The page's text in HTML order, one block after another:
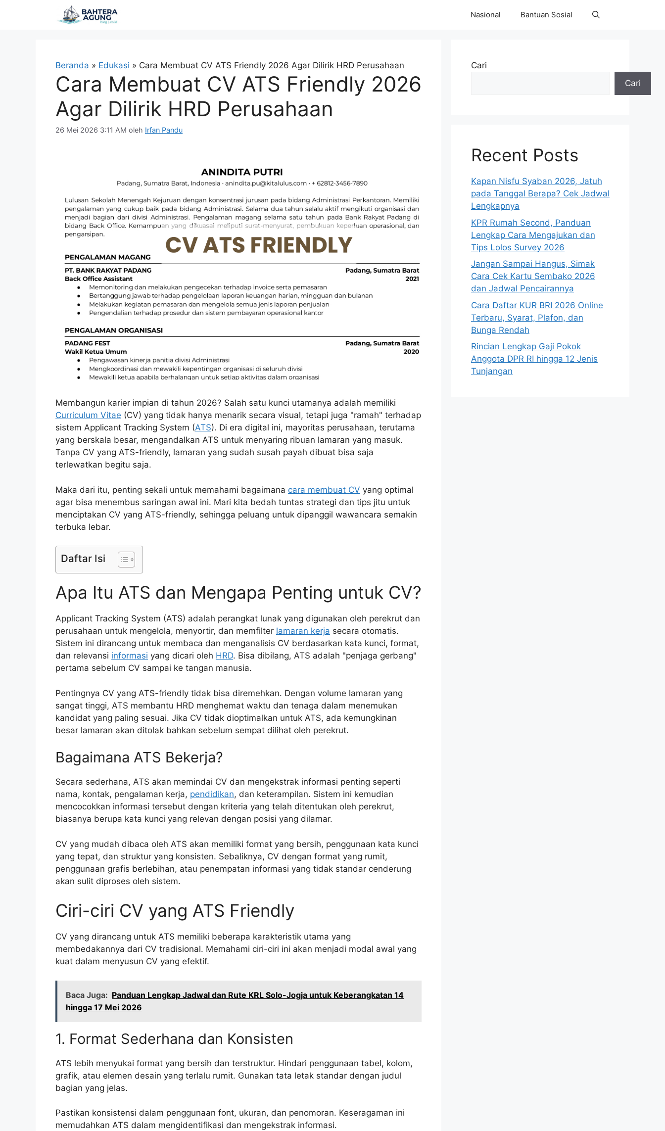
Nasional Bantuan Sosial
Beranda » Edukasi » Cara Membuat CV ATS Friendly 2026 Agar Dilirik HRD Perusahaan
Cara Membuat CV ATS Friendly 2026
Agar Dilirik HRD Perusahaan
26 Mei 2026 3:11 AM oleh Irfan Pandu
Membangun karier impian di tahun 2026? Salah satu kunci utamanya adalah memiliki
Curriculum Vitae (CV) yang tidak hanya menarik secara visual, tetapi juga "ramah" terhadap
sistem Applicant Tracking System (ATS). Di era digital ini, mayoritas perusahaan, terutama
yang berskala besar, mengandalkan ATS untuk menyaring ribuan lamaran yang masuk.
Tanpa CV yang ATS-friendly, lamaran yang sudah susah payah dibuat bisa saja
terlewatkan begitu saja.
Maka dari itu, penting sekali untuk memahami bagaimana cara membuat CV yang optimal
agar bisa menembus saringan awal ini. Mari kita bedah tuntas strategi dan tips jitu untuk
menciptakan CV yang ATS-friendly, sehingga peluang untuk dipanggil wawancara semakin
terbuka lebar.
Daftar Isi
Apa Itu ATS dan Mengapa Penting untuk CV?
Applicant Tracking System (ATS) adalah perangkat lunak yang digunakan oleh perekrut dan
perusahaan untuk mengelola, menyortir, dan memfilter lamaran kerja secara otomatis.
Sistem ini dirancang untuk membaca dan menganalisis CV berdasarkan kata kunci, format,
dan relevansi informasi yang dicari oleh HRD. Bisa dibilang, ATS adalah "penjaga gerbang"
pertama sebelum CV sampai ke tangan manusia.
Pentingnya CV yang ATS-friendly tidak bisa diremehkan. Dengan volume lamaran yang
sangat tinggi, ATS membantu HRD menghemat waktu dan tenaga dalam menemukan
kandidat yang paling sesuai. Jika CV tidak dioptimalkan untuk ATS, ada kemungkinan
besar lamaran akan ditolak bahkan sebelum sempat dilihat oleh perekrut.
Bagaimana ATS Bekerja?
Secara sederhana, ATS akan memindai CV dan mengekstrak informasi penting seperti
nama, kontak, pengalaman kerja, pendidikan, dan keterampilan. Sistem ini kemudian
mencocokkan informasi tersebut dengan kriteria yang telah ditentukan oleh perekrut,
biasanya berupa kata kunci yang relevan dengan posisi yang dilamar.
CV yang mudah dibaca oleh ATS akan memiliki format yang bersih, penggunaan kata kunci
yang tepat, dan struktur yang konsisten. Sebaliknya, CV dengan format yang rumit,
penggunaan grafis berlebihan, atau penempatan informasi yang tidak standar cenderung
akan sulit diproses oleh sistem.
Ciri-ciri CV yang ATS Friendly
CV yang dirancang untuk ATS memiliki beberapa karakteristik utama yang
membedakannya dari CV tradisional. Memahami ciri-ciri ini akan menjadi modal awal yang
kuat dalam menyusun CV yang efektif.
Baca Juga: Panduan Lengkap Jadwal dan Rute KRL Solo-Jogja untuk Keberangkatan 14
hingga 17 Mei 2026
1. Format Sederhana dan Konsisten
ATS lebih menyukai format yang bersih dan terstruktur. Hindari penggunaan tabel, kolom,
grafik, atau elemen desain yang terlalu rumit. Gunakan tata letak standar dengan judul
bagian yang jelas.
Pastikan konsistensi dalam penggunaan font, ukuran, dan penomoran. Keseragaman ini
memudahkan ATS dalam mengidentifikasi dan mengekstrak informasi.
Cari
Cari
Recent Posts
Kapan Nisfu Syaban 2026, Jatuh
pada Tanggal Berapa? Cek Jadwal
Lengkapnya
KPR Rumah Second, Panduan
Lengkap Cara Mengajukan dan
Tips Lolos Survey 2026
Jangan Sampai Hangus, Simak
Cara Cek Kartu Sembako 2026
dan Jadwal Pencairannya
Cara Daftar KUR BRI 2026 Online
Terbaru, Syarat, Plafon, dan
Bunga Rendah
Rincian Lengkap Gaji Pokok
Anggota DPR RI hingga 12 Jenis
Tunjangan